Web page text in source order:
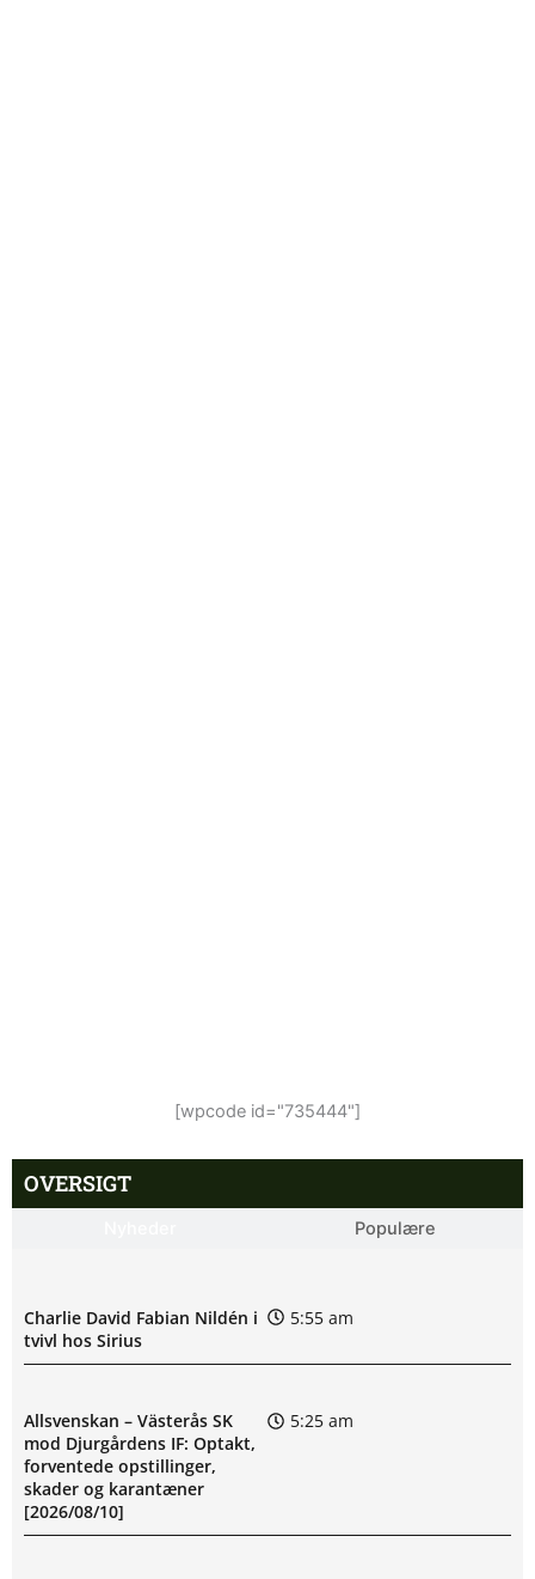
[wpcode id="735444"]
OVERSIGT
Populære
Charlie David Fabian Nildén i
tvivl hos Sirius
5:55 am
Allsvenskan – Västerås SK
mod Djurgårdens IF: Optakt,
forventede opstillinger,
skader og karantæner
[2026/08/10]
5:25 am